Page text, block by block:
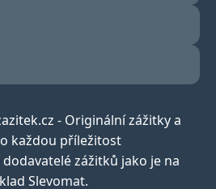
- Originální zážitky a
každou příležitost
zážitků jako je na
Slevomat.